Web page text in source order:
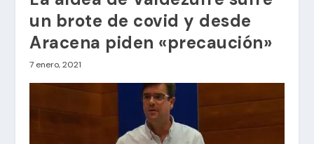
un brote de covid y desde
Aracena piden «precaución»
7 enero, 2021